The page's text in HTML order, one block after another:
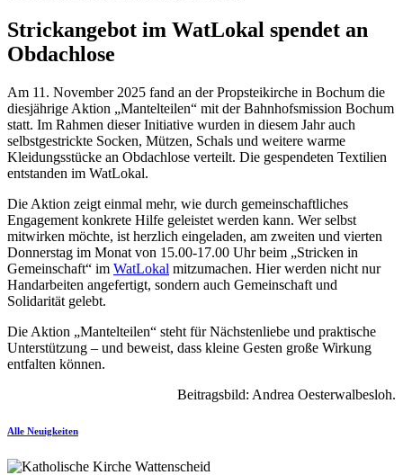
Strickangebot im WatLokal spendet an
Obdachlose
Am 11. November 2025 fand an der Propsteikirche in Bochum die
diesjährige Aktion „Mantelteilen“ mit der Bahnhofsmission Bochum
statt. Im Rahmen dieser Initiative wurden in diesem Jahr auch
selbstgestrickte Socken, Mützen, Schals und weitere warme
Kleidungsstücke an Obdachlose verteilt. Die gespendeten Textilien
entstanden im WatLokal.
Die Aktion zeigt einmal mehr, wie durch gemeinschaftliches
Engagement konkrete Hilfe geleistet werden kann. Wer selbst
mitwirken möchte, ist herzlich eingeladen, am zweiten und vierten
Donnerstag im Monat von 15.00-17.00 Uhr beim „Stricken in
Gemeinschaft“ im WatLokal mitzumachen. Hier werden nicht nur
Handarbeiten angefertigt, sondern auch Gemeinschaft und
Solidarität gelebt.
Die Aktion „Mantelteilen“ steht für Nächstenliebe und praktische
Unterstützung – und beweist, dass kleine Gesten große Wirkung
entfalten können.
Beitragsbild: Andrea Oesterwalbesloh.
Alle Neuigkeiten